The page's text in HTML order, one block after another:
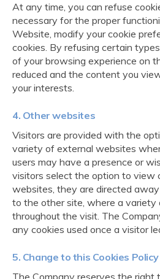
At any time, you can refuse
necessary for the proper
Website, modify your cookie
cookies. By refusing certain
of your browsing experience on
reduced and the content you
your interests.
4. Other websites
Visitors are provided with the
variety of external websites
users may have a presence or
visitors select the option to view
websites, they are directed
to the other site, where a variety
throughout the visit. The
any cookies used once a visitor
5. Change to this Cookies